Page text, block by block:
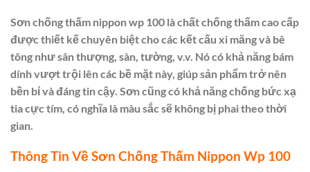
Sơn chống thấm nippon wp 100 là chất chống thấm cao cấp
được thiết kế chuyên biệt cho các kết cấu xi măng và bê
tông như sân thượng, sàn, tường, v.v. Nó có khả năng bám
dính vượt trội lên các bề mặt này, giúp sản phẩm trở nên
bền bỉ và đáng tin cậy. Sơn cũng có khả năng chống bức xạ
tia cực tím, có nghĩa là màu sắc sẽ không bị phai theo thời
gian.
Thông Tin Về Sơn Chống Thấm Nippon Wp 100